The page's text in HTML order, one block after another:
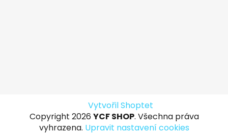
Vytvořil Shoptet
Copyright 2026 YCF SHOP. Všechna práva
vyhrazena. Upravit nastavení cookies